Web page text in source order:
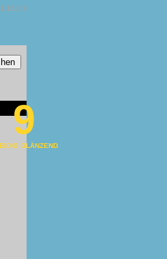
9
GLÄNZEND